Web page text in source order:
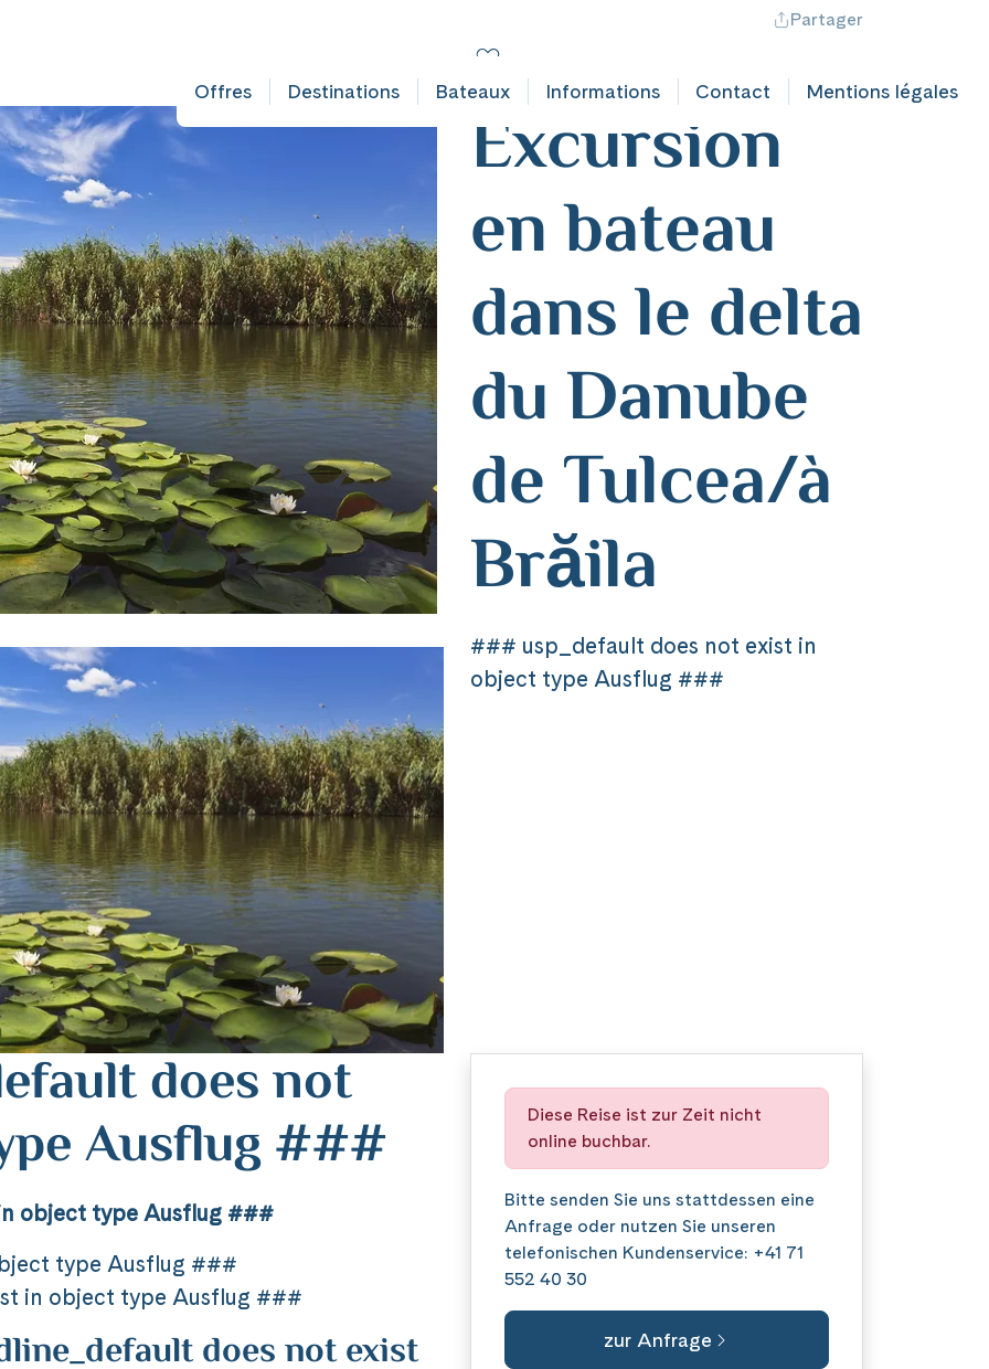
Offres Destinations Bateaux Informations Contact Mentions légales
Partager
Rumänien
Excursion
en bateau
dans le delta
du Danube
de Tulcea/à
Brăila
### usp_default does not exist in
object type Ausflug ###
does not
Ausflug ###
object type Ausflug ###
type Ausflug ###
in object type Ausflug ###
does not exist
Diese Reise ist zur Zeit nicht
online buchbar.
Bitte senden Sie uns stattdessen eine
Anfrage oder nutzen Sie unseren
telefonischen Kundenservice: +41 71
552 40 30
zur Anfrage